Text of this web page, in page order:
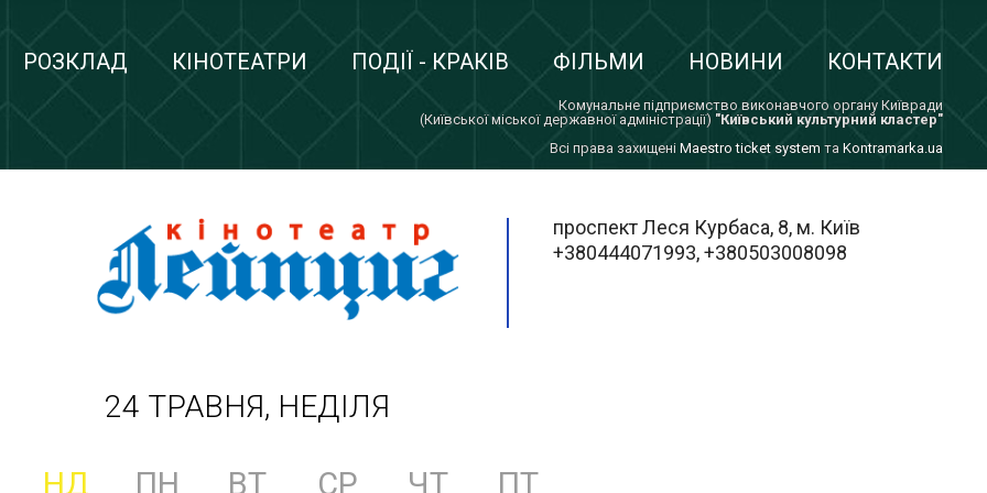
РОЗКЛАД КІНОТЕАТРИ ПОДІЇ - КРАКІВ ФІЛЬМИ НОВИНИ КОНТАКТИ
Комунальне підприємство виконавчого органу Київради
(Київської міської державної адміністрації) "Київський культурний кластер"
Всi права захищенi Maestro ticket system та Kontramarka.ua
проспект Леся Курбаса, 8, м. Київ
+380444071993, +380503008098
24 ТРАВНЯ, НЕДІЛЯ
НД ПН ВТ СР ЧТ ПТ